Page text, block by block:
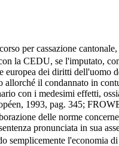
per cassazione
la CEDU, se l'imputato,
europea dei diritti dell'uomo
il condannato in
con i medesimi effetti,
1993, pag. 345;
delle norme
pronunciata in sua
semplicemente l'economia